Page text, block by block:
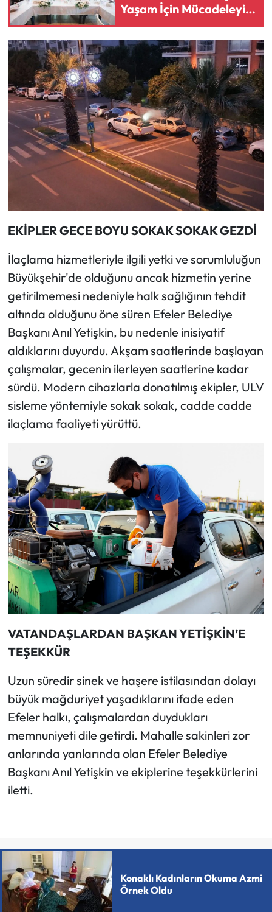
Yaşam İçin Mücadeleyi
Sürdüreceğiz"
EKİPLER GECE BOYU SOKAK SOKAK GEZDİ
İlaçlama hizmetleriyle ilgili yetki ve sorumluluğun
Büyükşehir'de olduğunu ancak hizmetin yerine
getirilmemesi nedeniyle halk sağlığının tehdit
altında olduğunu öne süren Efeler Belediye
Başkanı Anıl Yetişkin, bu nedenle inisiyatif
aldıklarını duyurdu. Akşam saatlerinde başlayan
çalışmalar, gecenin ilerleyen saatlerine kadar
sürdü. Modern cihazlarla donatılmış ekipler, ULV
sisleme yöntemiyle sokak sokak, cadde cadde
ilaçlama faaliyeti yürüttü.
VATANDAŞLARDAN BAŞKAN YETİŞKİN’E
TEŞEKKÜR
Uzun süredir sinek ve haşere istilasından dolayı
büyük mağduriyet yaşadıklarını ifade eden
Efeler halkı, çalışmalardan duydukları
memnuniyeti dile getirdi. Mahalle sakinleri zor
anlarında yanlarında olan Efeler Belediye
Başkanı Anıl Yetişkin ve ekiplerine teşekkürlerini
iletti.
Konaklı Kadınların Okuma Azmi
Örnek Oldu